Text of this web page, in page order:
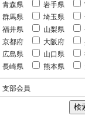
青森県 岩手県
群馬県 埼玉県
福井県 山梨県
京都府 大阪府
広島県 山口県
長崎県 熊本県
支部会員